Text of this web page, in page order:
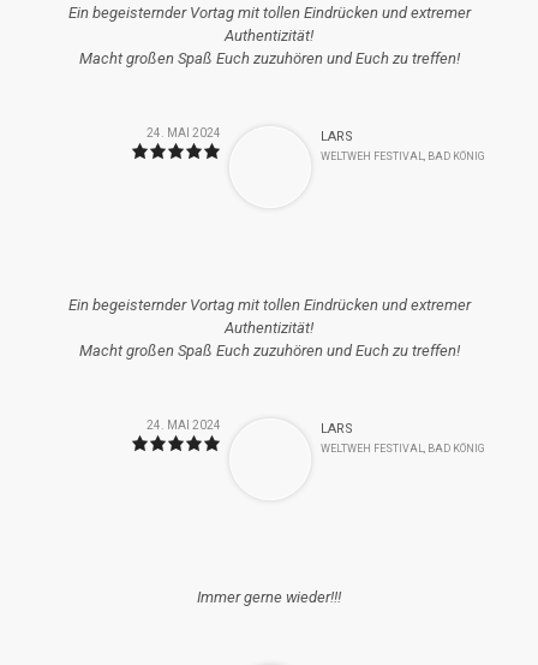
Ein begeisternder Vortag mit tollen Eindrücken und extremer
Authentizität!
Macht großen Spaß Euch zuzuhören und Euch zu treffen!
LARS
WELTWEH FESTIVAL, BAD KÖNIG
24. MAI 2024
Ein begeisternder Vortag mit tollen Eindrücken und extremer
Authentizität!
Macht großen Spaß Euch zuzuhören und Euch zu treffen!
LARS
WELTWEH FESTIVAL, BAD KÖNIG
24. MAI 2024
Immer gerne wieder!!!